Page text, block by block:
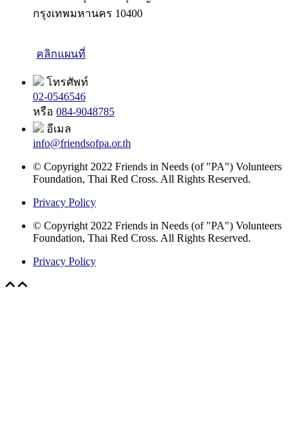
กรุงเทพมหานคร 10400
คลิกแผนที่
โทรศัพท์
02-0546546
หรือ 084-9048785
อีเมล
info@friendsofpa.or.th
© Copyright 2022 Friends in Needs (of "PA") Volunteers
Foundation, Thai Red Cross. All Rights Reserved.
Privacy Policy
© Copyright 2022 Friends in Needs (of "PA") Volunteers
Foundation, Thai Red Cross. All Rights Reserved.
Privacy Policy